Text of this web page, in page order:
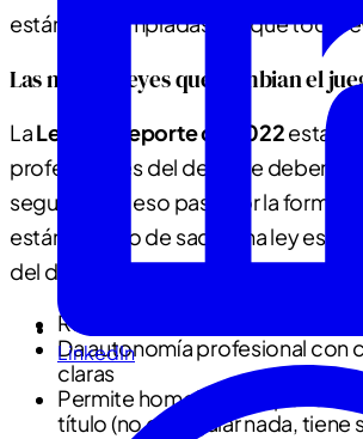
LinkedIn
están contempladas, así que toca
Las nuevas leyes que cambian el
LaLey del Deporte de 2022
profesionales del deporte deben
seguridad, y eso pasa por la
están a punto de sacar una ley
del deporte que:
Reconoce oficialmente las
Da autonomía profesional con
claras
Permite homologar
título (no es regalar nada, tiene